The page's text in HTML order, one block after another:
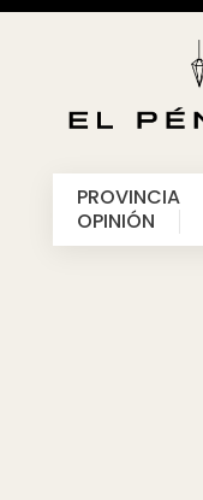
PROVINCIA
OPINIÓN